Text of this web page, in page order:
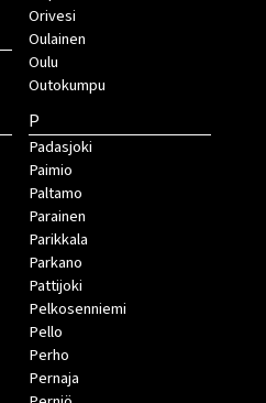
Orivesi
Oulainen
Oulu
Outokumpu
P
Padasjoki
Paimio
Paltamo
Parainen
Parikkala
Parkano
Pattijoki
Pelkosenniemi
Pello
Perho
Pernaja